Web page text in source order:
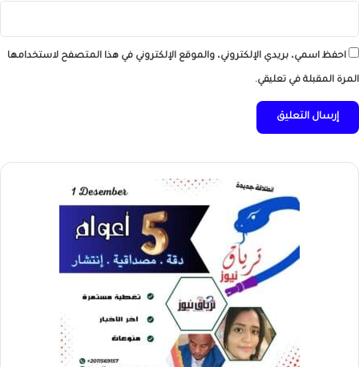
احفظ اسمي، بريدي الإلكتروني، والموقع الإلكتروني في هذا المتصفح لاستخدامها
المرة المقبلة في تعليقي.